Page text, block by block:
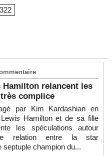
relancent les
complice
par Kim Kardashian en
Hamilton et de sa fille
les spéculations autour
relation entre la star
septuple champion du...